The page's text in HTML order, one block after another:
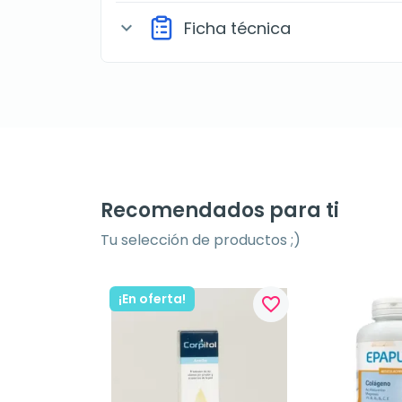
expand_more Ficha técnica
Recomendados para ti
Tu selección de productos ;)
¡En oferta! favorite_border